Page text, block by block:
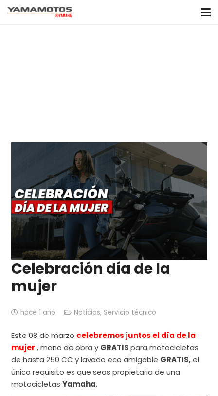
Celebración día de la
mujer
hace 1 año Noticias, Servicio técnico
Este 08 de marzo celebremos juntos el día de la
mujer , mano de obra y GRATISpara motocicletas
de hasta 250 CC y lavado eco amigable GRATIS,el
único requisito es que seas propietaria de una
motocicletas Yamaha.